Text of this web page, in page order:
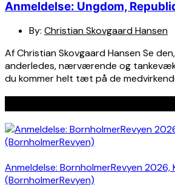
Anmeldelse: Ungdom,
By: Christian Skovgaard Hansen
Af Christian Skovgaard Hansen Se
anderledes, nærværende og
du kommer helt tæt på de
Anmeldelse: BornholmerRevyen 2026,
(BornholmerRevyen)